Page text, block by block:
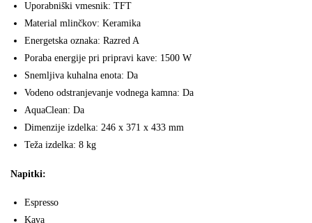
Uporabniški vmesnik: TFT
Material mlinčkov: Keramika
Energetska oznaka: Razred A
Poraba energije pri pripravi kave: 1500 W
Snemljiva kuhalna enota: Da
Vodeno odstranjevanje vodnega kamna: Da
AquaClean: Da
Dimenzije izdelka: 246 x 371 x 433 mm
Teža izdelka: 8 kg
Napitki:
Espresso
Kava